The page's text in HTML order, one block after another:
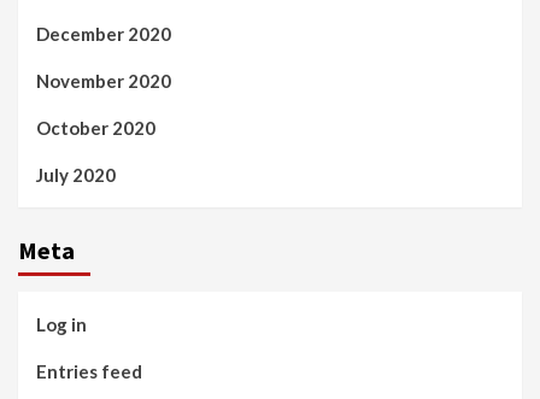
December 2020
November 2020
October 2020
July 2020
Meta
Log in
Entries feed